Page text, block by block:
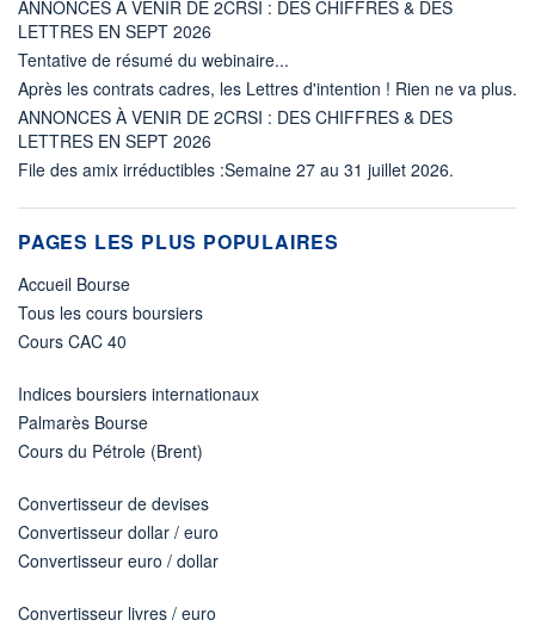
ANNONCES À VENIR DE 2CRSI : DES CHIFFRES & DES
LETTRES EN SEPT 2026
Tentative de résumé du webinaire...
Après les contrats cadres, les Lettres d'intention ! Rien ne va plus.
ANNONCES À VENIR DE 2CRSI : DES CHIFFRES & DES
LETTRES EN SEPT 2026
File des amix irréductibles :Semaine 27 au 31 juillet 2026.
PAGES LES PLUS POPULAIRES
Accueil Bourse
Tous les cours boursiers
Cours CAC 40
Indices boursiers internationaux
Palmarès Bourse
Cours du Pétrole (Brent)
Convertisseur de devises
Convertisseur dollar / euro
Convertisseur euro / dollar
Convertisseur livres / euro